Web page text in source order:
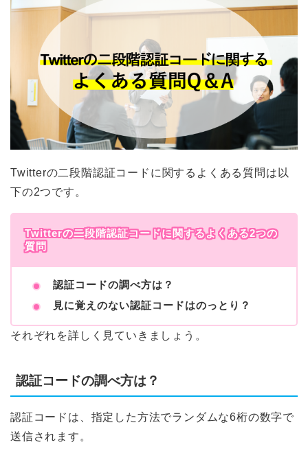
Twitterの二段階認証コードに関するよくある質問は以
下の2つです。
Twitterの二段階認証コードに関するよくある2つの
質問
認証コードの調べ方は？
見に覚えのない認証コードはのっとり？
それぞれを詳しく見ていきましょう。
認証コードの調べ方は？
認証コードは、指定した方法でランダムな6桁の数字で
送信されます。